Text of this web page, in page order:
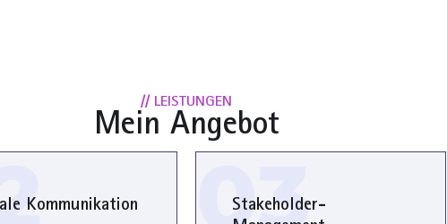
// LEISTUNGEN
Mein Angebot
Kommunikation 03
Stakeholder-